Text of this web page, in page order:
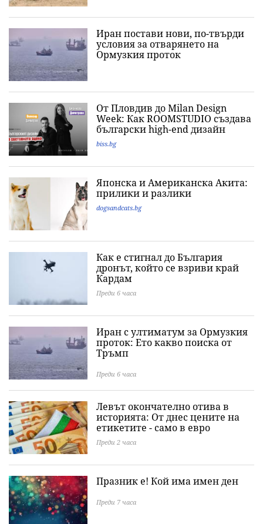
Иран постави нови, по-твърди
условия за отварянето на
Ормузкия проток
От Пловдив до Milan Design
Week: Как ROOMSTUDIO създава
български high-end дизайн
biss.bg
Японска и Американска Акита:
прилики и разлики
dogsandcats.bg
Как е стигнал до България
дронът, който се взриви край
Кардам
Преди 6 часа
Иран с ултиматум за Ормузкия
проток: Ето какво поиска от
Тръмп
Преди 6 часа
Левът окончателно отива в
историята: Oт днес цените на
етикетите - само в евро
Преди 2 часа
Празник е! Кой има имен ден
Преди 7 часа